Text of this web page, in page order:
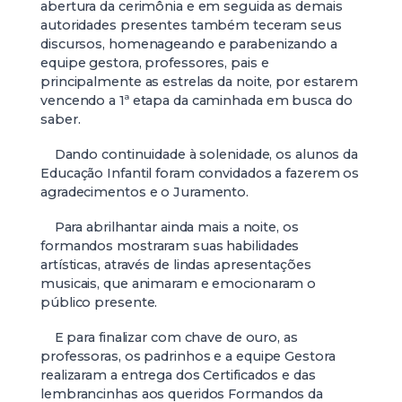
abertura da cerimônia e em seguida as demais
autoridades presentes também teceram seus
discursos, homenageando e parabenizando a
equipe gestora, professores, pais e
principalmente as estrelas da noite, por estarem
vencendo a 1ª etapa da caminhada em busca do
saber.
Dando continuidade à solenidade, os alunos da
Educação Infantil foram convidados a fazerem os
agradecimentos e o Juramento.
Para abrilhantar ainda mais a noite, os
formandos mostraram suas habilidades
artísticas, através de lindas apresentações
musicais, que animaram e emocionaram o
público presente.
E para finalizar com chave de ouro, as
professoras, os padrinhos e a equipe Gestora
realizaram a entrega dos Certificados e das
lembrancinhas aos queridos Formandos da